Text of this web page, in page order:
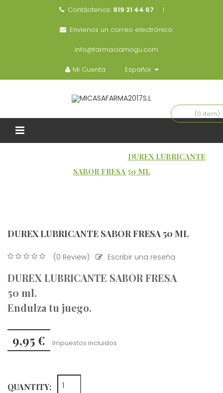
Contáctenos: 919 21 44 67
Envíenos un correo electrónico:
info@farmaciamogu.com
Mi Cuenta Español
(0 item)
DUREX LUBRICANTE
SABOR FRESA 50 ML
DUREX LUBRICANTE SABOR FRESA 50 ML
(0 Review) Escribir una reseña
DUREX LUBRICANTE SABOR FRESA
50 ml.
Endulza tu juego.
9,95 € Impuestos incluidos
QUANTITY: